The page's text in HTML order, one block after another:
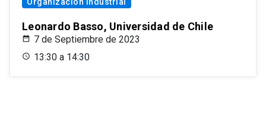
Leonardo Basso, Universidad de Chile
7 de Septiembre de 2023
13:30 a 14:30